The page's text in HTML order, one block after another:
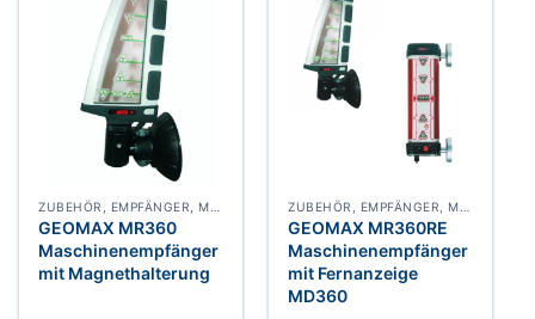
Produktseite
gewählt
werden
GEOMAX MR360
Maschinenempfänger
mit Magnethalterung
GEOMAX MR360RE
Maschinenempfänger
mit Fernanzeige
MD360